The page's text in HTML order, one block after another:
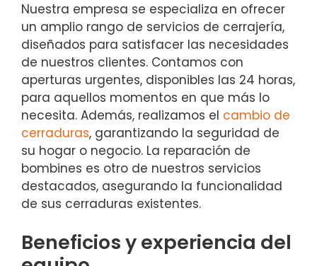
Nuestra empresa se especializa en ofrecer
un amplio rango de servicios de cerrajería,
diseñados para satisfacer las necesidades
de nuestros clientes. Contamos con
aperturas urgentes, disponibles las 24 horas,
para aquellos momentos en que más lo
necesita. Además, realizamos el cambio de
cerraduras, garantizando la seguridad de
su hogar o negocio. La reparación de
bombines es otro de nuestros servicios
destacados, asegurando la funcionalidad
de sus cerraduras existentes.
Beneficios y experiencia del